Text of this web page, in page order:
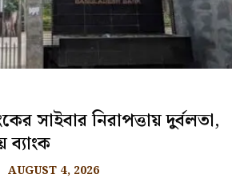
সাইবার নিরাপত্তায় দুর্বলতা,
ব্যাংক
AUGUST 4, 2026